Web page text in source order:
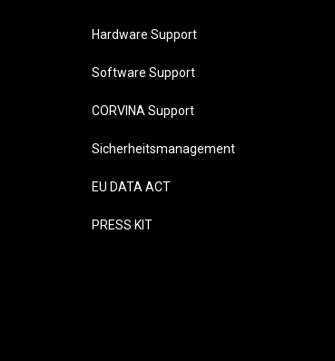
Hardware Support
Software Support
CORVINA Support
Sicherheitsmanagement
EU DATA ACT
PRESS KIT